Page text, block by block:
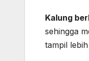
Kalung
sehingga
tampil